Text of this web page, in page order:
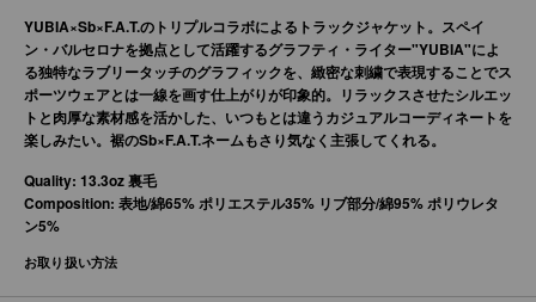
YUBIA×Sb×F.A.T.のトリプルコラボによるトラックジャケット。スペイ
ン・バルセロナを拠点として活躍するグラフティ・ライター"YUBIA"によ
る独特なラブリータッチのグラフィックを、緻密な刺繍で表現することでス
ポーツウェアとは一線を画す仕上がりが印象的。リラックスさせたシルエッ
トと肉厚な素材感を活かした、いつもとは違うカジュアルコーディネートを
楽しみたい。裾のSb×F.A.T.ネームもさり気なく主張してくれる。
Quality: 13.3oz 裏毛
Composition: 表地/綿65% ポリエステル35% リブ部分/綿95% ポリウレタ
ン5%
お取り扱い方法